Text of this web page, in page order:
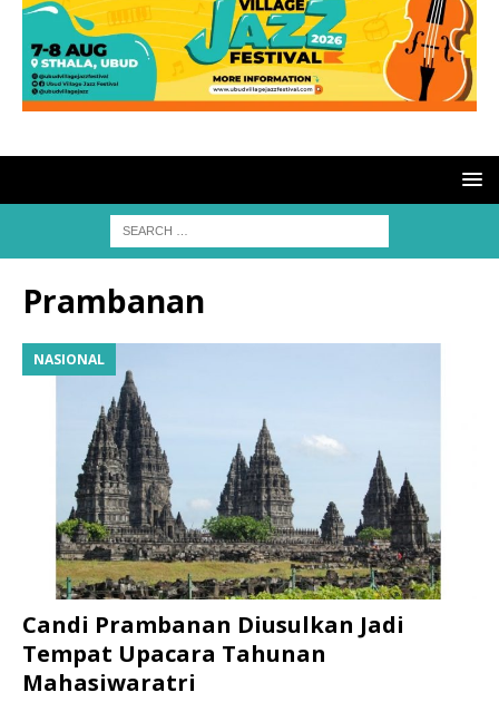
Prambanan
NASIONAL
Candi Prambanan Diusulkan Jadi
Tempat Upacara Tahunan
Mahasiwaratri